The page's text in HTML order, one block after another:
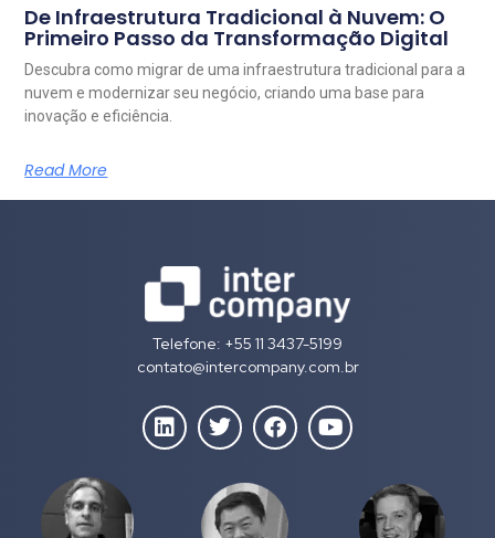
De Infraestrutura Tradicional à Nuvem: O
Primeiro Passo da Transformação Digital
Descubra como migrar de uma infraestrutura tradicional para a
nuvem e modernizar seu negócio, criando uma base para
inovação e eficiência.
Read More
Telefone: +55 11 3437-5199
contato@intercompany.com.br